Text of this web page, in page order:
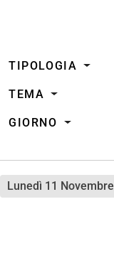
TIPOLOGIA
TEMA
GIORNO
lunedì 11 Novembre